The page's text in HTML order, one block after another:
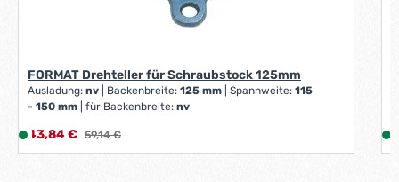
FORMAT Drehteller für Schraubstock 125mm
Ausladung:nv Backenbreite:125 mm Spannweite:115
- 150 mm
für Backenbreite:nv
Verkaufspreis:
L
i
43,84 € Regulärer Preis:
59,14 €